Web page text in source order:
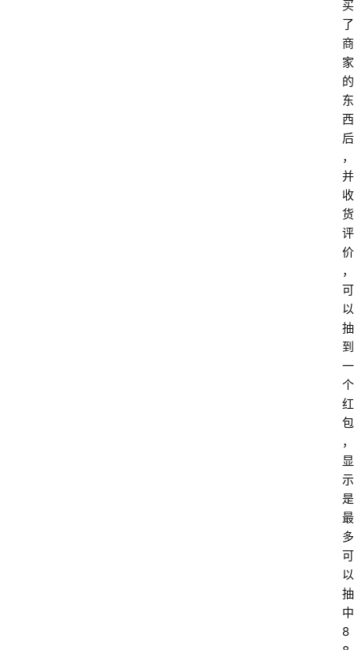
买
了
商
家
的
东
西
后
，
并
收
货
评
价
，
可
以
抽
到
一
个
红
包
，
显
示
是
最
多
可
以
抽
中
8